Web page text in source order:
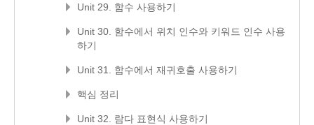
Unit 29. 함수 사용하기
Unit 30. 함수에서 위치 인수와 키워드 인수 사용
하기
Unit 31. 함수에서 재귀호출 사용하기
핵심 정리
Unit 32. 람다 표현식 사용하기